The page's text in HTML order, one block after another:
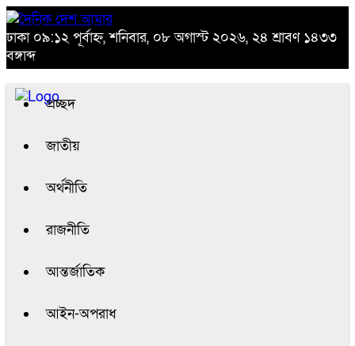
ঢাকা ০৯:১২ পূর্বাহ্ন, শনিবার, ০৮ অগাস্ট ২০২৬, ২৪ শ্রাবণ ১৪৩৩
বঙ্গাব্দ
প্রচ্ছদ
জাতীয়
অর্থনীতি
রাজনীতি
আন্তর্জাতিক
আইন-অপরাধ